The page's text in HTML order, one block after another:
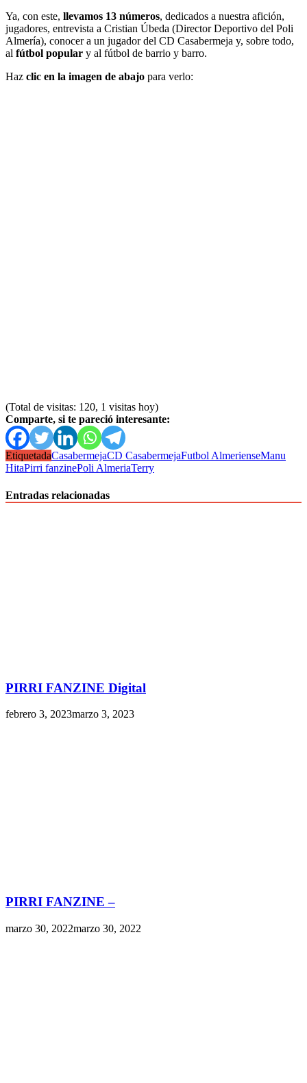
Ya, con este, llevamos 13 números, dedicados a nuestra afición,
jugadores, entrevista a Cristian Úbeda (Director Deportivo del Poli
Almería), conocer a un jugador del CD Casabermeja y, sobre todo,
al fútbol popular y al fútbol de barrio y barro.
Haz clic en la imagen de abajo para verlo:
(Total de visitas: 120, 1 visitas hoy)
Comparte, si te pareció interesante:
EtiquetadaCasabermejaCD CasabermejaFutbol AlmerienseManu
HitaPirri fanzinePoli AlmeriaTerry
Entradas relacionadas
PIRRI FANZINE Digital
febrero 3, 2023marzo 3, 2023
PIRRI FANZINE –
marzo 30, 2022marzo 30, 2022